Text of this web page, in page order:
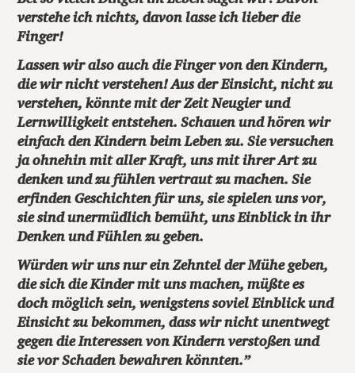
verstehe ich nichts, davon lasse ich lieber die
Finger!
Lassen wir also auch die Finger von den Kindern,
die wir nicht verstehen! Aus der Einsicht, nicht zu
verstehen, könnte mit der Zeit Neugier und
Lernwilligkeit entstehen. Schauen und hören wir
einfach den Kindern beim Leben zu. Sie versuchen
ja ohnehin mit aller Kraft, uns mit ihrer Art zu
denken und zu fühlen vertraut zu machen. Sie
erfinden Geschichten für uns, sie spielen uns vor,
sie sind unermüdlich bemüht, uns Einblick in ihr
Denken und Fühlen zu geben.
Würden wir uns nur ein Zehntel der Mühe geben,
die sich die Kinder mit uns machen, müßte es
doch möglich sein, wenigstens soviel Einblick und
Einsicht zu bekommen, dass wir nicht unentwegt
gegen die Interessen von Kindern verstoßen und
sie vor Schaden bewahren könnten.”